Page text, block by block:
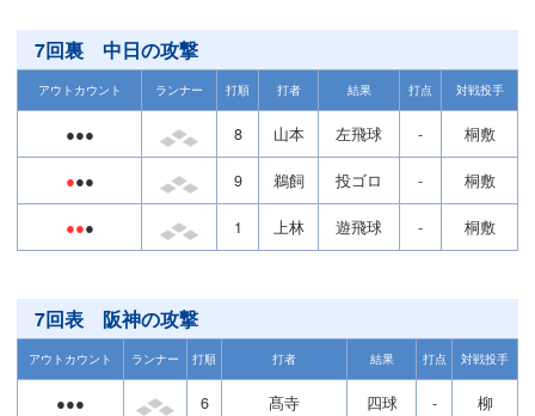
7回裏 中日の攻撃
アウトカウント ランナー 打順 打者 結果 打点 対戦投手
●●● 8 山本 左飛球 - 桐敷
●●● 9 鵜飼 投ゴロ - 桐敷
●●● 1 上林 遊飛球 - 桐敷
7回表 阪神の攻撃
アウトカウント ランナー 打順 打者 結果 打点 対戦投手
●●● 6 髙寺 四球 - 柳